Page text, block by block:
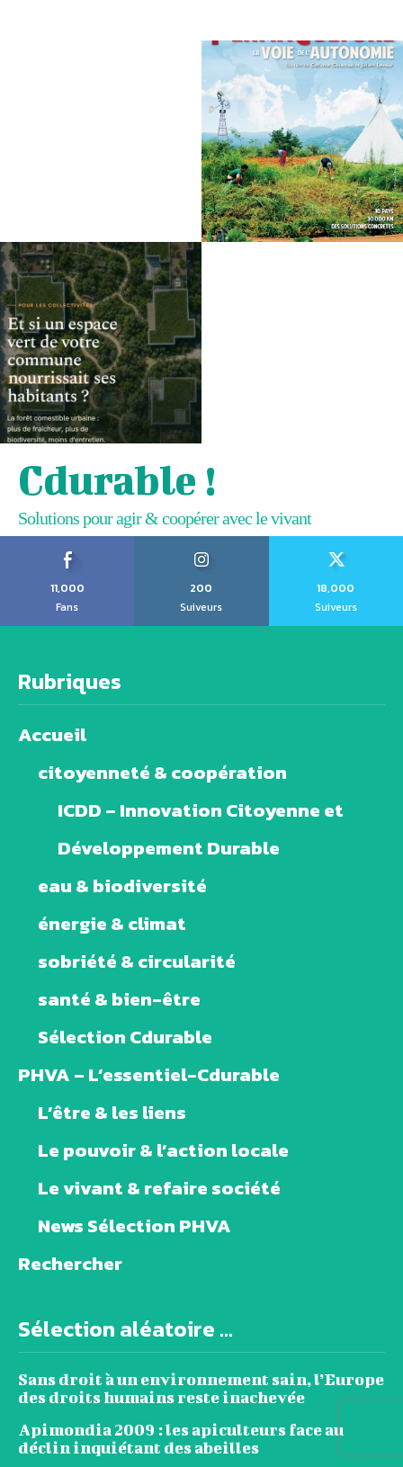
Cdurable !
Solutions pour agir & coopérer avec le vivant
11,000
Fans
200
Suiveurs
18,000
Suiveurs
Rubriques
Accueil
citoyenneté & coopération
ICDD – Innovation Citoyenne et
Développement Durable
eau & biodiversité
énergie & climat
sobriété & circularité
santé & bien-être
Sélection Cdurable
PHVA – L’essentiel-Cdurable
L’être & les liens
Le pouvoir & l’action locale
Le vivant & refaire société
News Sélection PHVA
Rechercher
Sélection aléatoire ...
Sans droit à un environnement sain, l’Europe
des droits humains reste inachevée
Apimondia 2009 : les apiculteurs face au
déclin inquiétant des abeilles